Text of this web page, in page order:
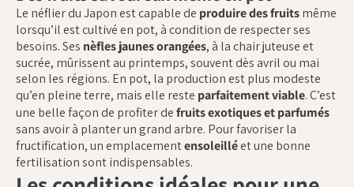
Le néflier du Japon est capable de produire des fruitsmême
lorsqu’il est cultivé en pot, à condition de respecter ses
besoins. Ses nèfles jaunes orangées, à la chair juteuse et
sucrée, mûrissent au printemps, souvent dès avril ou mai
selon les régions. En pot, la production est plus modeste
qu’en pleine terre, mais elle reste parfaitement viable. C’est
une belle façon de profiter defruits exotiques et parfumés
sans avoir à planter un grand arbre. Pour favoriser la
fructification, un emplacementensoleilléet une bonne
fertilisation sont indispensables.